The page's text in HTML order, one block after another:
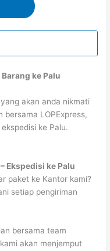
ke Palu
akan anda nikmati
bersama LOPExpress,
ke Palu.
– Ekspedisi ke Palu
paket ke Kantor kami?
setiap pengiriman
bersama team
akan menjemput